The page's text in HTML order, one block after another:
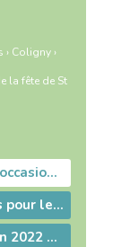
› Coligny ›
la fête de St
Bénédiction des voitures à l'occasion de la fête de St Christophe le 21 août 2022 à Coligny
Action de grâce de 3 couples pour leur 50 ans de mariage le 2 août 2022 à Coligny
Fête du Sacré-Cœur le 24 juin 2022 à Coligny